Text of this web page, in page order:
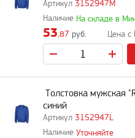
3152947M
На складе в
53,87 руб.
3152947L
Толстовка мужская
синий
Уточняйте